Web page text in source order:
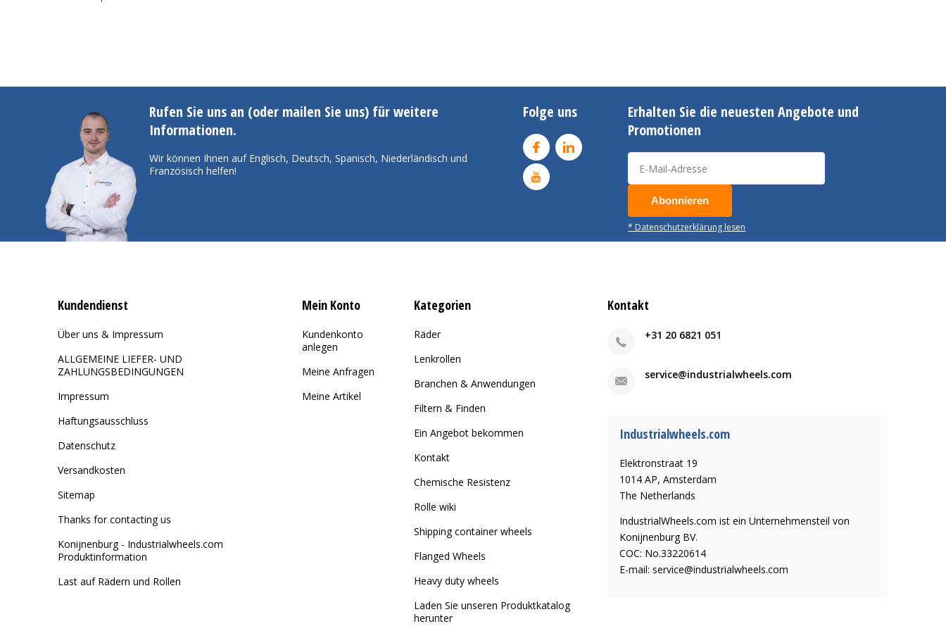
Rufen Sie uns an (oder mailen Sie uns) für weitere
Informationen.
Wir können Ihnen auf Englisch, Deutsch, Spanisch, Niederländisch und
Französisch helfen!
Folge uns
Erhalten Sie die neuesten Angebote und
Promotionen
Abonnieren
* Datenschutzerklärung lesen
Kundendienst
Über uns & Impressum
ALLGEMEINE LIEFER- UND
ZAHLUNGSBEDINGUNGEN
Impressum
Haftungsausschluss
Datenschutz
Versandkosten
Sitemap
Thanks for contacting us
Konijnenburg - Industrialwheels.com
Produktinformation
Last auf Rädern und Rollen
Mein Konto
Kundenkonto
anlegen
Meine Anfragen
Meine Artikel
Kategorien
Räder
Lenkrollen
Branchen & Anwendungen
Filtern & Finden
Ein Angebot bekommen
Kontakt
Chemische Resistenz
Rolle wiki
Shipping container wheels
Flanged Wheels
Heavy duty wheels
Laden Sie unseren Produktkatalog
herunter
Kontakt
+31 20 6821 051
service@industrialwheels.com
Industrialwheels.com
Elektronstraat 19
1014 AP, Amsterdam
The Netherlands
IndustrialWheels.com ist ein Unternehmensteil von
Konijnenburg BV.
COC: No.33220614
E-mail:service@industrialwheels.com